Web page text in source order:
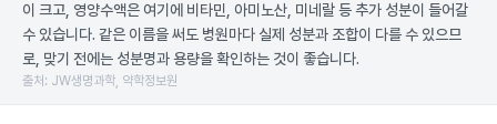
이 크고, 영양수액은 여기에 비타민, 아미노산, 미네랄 등 추가 성분이 들어갈
수 있습니다. 같은 이름을 써도 병원마다 실제 성분과 조합이 다를 수 있으므
로, 맞기 전에는 성분명과 용량을 확인하는 것이 좋습니다.
출처: JW생명과학, 약학정보원